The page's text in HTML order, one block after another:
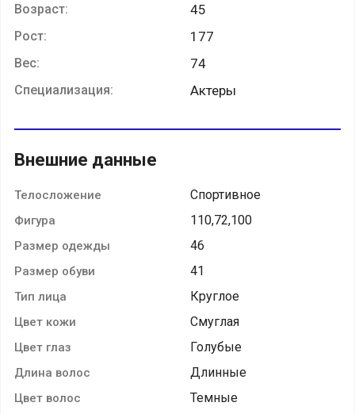
Возраст: 45
Рост: 177
Вес: 74
Специализация: Актеры
Внешние данные
Телосложение Спортивное
Фигура 110,72,100
Размер одежды 46
Размер обуви 41
Тип лица Круглое
Цвет кожи Смуглая
Цвет глаз Голубые
Длина волос Длинные
Цвет волос Темные